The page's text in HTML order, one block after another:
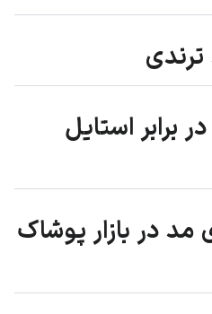
برابر استایل
در بازار پوشاک